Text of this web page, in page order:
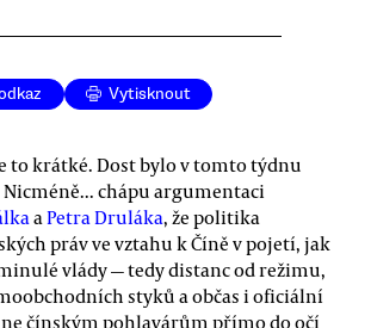
Vytisknout
to krátké. Dost bylo v tomto týdnu
Nicméně... chápu argumentaci
a Petra Druláka, že politika
práv ve vztahu k Číně v pojetí, jak
vlády — tedy distanc od režimu,
styků a občas i oficiální
čínským pohlavárům přímo do očí